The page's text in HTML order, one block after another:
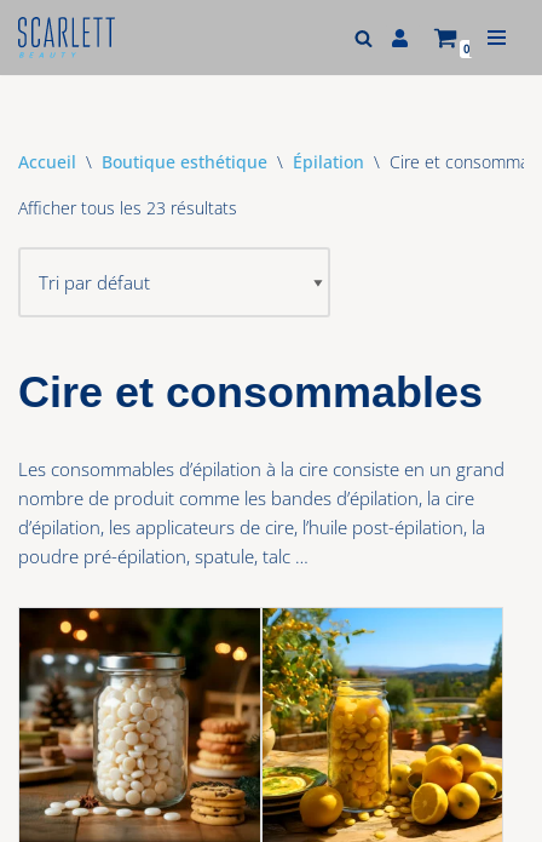
Aller
0
Accueil \ Boutique esthétique \ Épilation \ Cire et
Afficher tous les 23 résultats
Cire et consommables
Les consommables d’épilation à la cire consiste en un grand
nombre de produit comme les bandes d’épilation, la cire
d’épilation, les applicateurs de cire, l’huile post-épilation, la
poudre pré-épilation, spatule, talc …